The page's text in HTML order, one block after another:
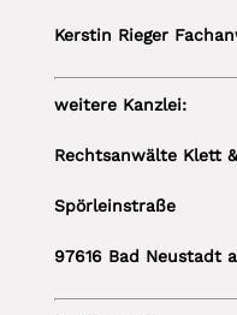
Kerstin Rieger
weitere Kanzlei:
Rechtsanwälte Klett
Spörleinstraße
97616 Bad Neustadt